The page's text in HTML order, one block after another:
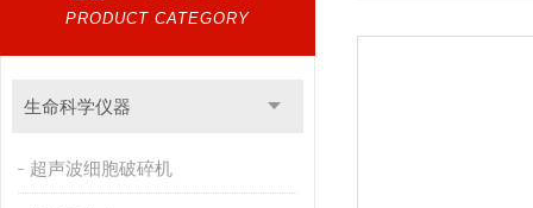
PRODUCT CATEGORY
生命科学仪器
超声波细胞破碎机